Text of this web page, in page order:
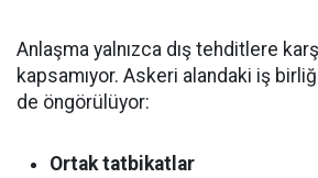
Anlaşma yalnızca dış tehditlere
kapsamıyor. Askeri alandaki iş
de öngörülüyor:
Ortak tatbikatlar